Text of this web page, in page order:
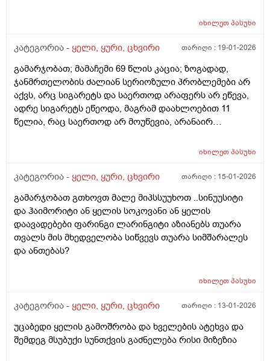
წავიდაᲗურქეᲗᲨი. იქაცგადაᲦებული იქნა ფილტვის
იქაცწავიდნენ ყელ ყურიას პრობლემიᲗ. 1 კვირაა
ᲨეიᲫლება გაკეᲗდეს უკვე აᲦარ ვიციᲗ, სად და ვის
მივმარᲗოდ. Ძგიდეც გამრუდებული აქვს და
საოპერაციო. ᲨეიᲫლებამარᲗლა ყელ ყურის
პრობლებიდან მოდიოდეს ასეᲗი ᲨეუᲩერებელი
ხველა? რომ არანაირ მკურნალობას არ
იხილეთპასუხი
კატეგორია - ყელი, ყური, ცხვირი თარიღი : 19-01-2026
გამარჯობათ; მამაჩემი 69 წლის კაცია; ზოგადად,
ჯანმრთელობის ძალიან სერიოზული პრობლემები არ
აქვს, არც სიგარეტს და საერთოდ არაფერს არ ეწევა,
ადრე სიგარეტს ეწეოდა, მაგრამ დაახლოებით 11
წელია, რაც საერთოდ არ მოუწევია, არანაირ
გაჰკარებია, სპირტიან სასმელსაც იშვიათად სვამს და
დღეებში, სუფრასთან, წნევაც უმეტესად ნორმაში აქვს,
წნევები ეზომება, დროდრო წნევის მარეგულირებელ
წამალს ხმარობს, მაგრამ არც ისე ხშირად; სეზონური
ვირუსებიც ძალიან ნაკლებად ემართება, თუ რაიმე
მაინც შეხვდა, ზეზეულა იხდის ხოლმე, მაგასაც ხშირად
წამლების გარეშე, მაგრამ უკვე 30 წელი მაინც ასეთი
საათში არა, მაგრამ აქვს მუდმივი გამონადენი, უფრო
ჩირქი მიდგება, ადრე მითხრეს, რომ ეს ქრონიკულია,
განუკურნებელიაო; ღამით სუნთქვა ცოტა უჭირს,
ხშირად ხვრინავს ხოლმე, ეს პრობლემაც 30 წელზე
მეტია, რაც აქვს; თავის, შუბლის ან ყბის ტკივილები არ
იხილეთპასუხი
კატეგორია - ყელი, ყური, ცხვირი თარიღი : 15-01-2026
გამარჯობათ გთხოვთ მალე მიპსსუუხოთ ..სინუუსიტი
და ჰაიმორიტი ან ყელის სოკოვანი ან ყელის
დაავადებები ფარინგი ლარინგიტი აზიანებს თუარა
თვალს მის მხედველობა სიწვევს თუარა სიმშარალეს
და ანთებას?
იხილეთპასუხი
კატეგორია - ყელი, ყური, ცხვირი თარიღი : 13-01-2026
უცაბედი ყელის გამოშრობა და ხველების ატეხვა და
შემდეგ მსუბუქი სუნთქვის გაძნელება რისი მიზეზია